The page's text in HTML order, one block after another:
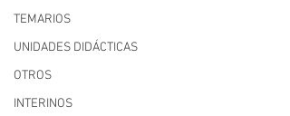
TEMARIOS
UNIDADES DIDÁCTICAS
OTROS
INTERINOS